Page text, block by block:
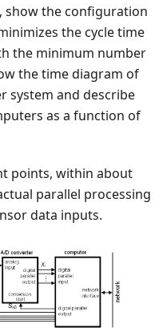
>
, show the configuration
the cycle time
the minimum number
the time diagram of
system and describe
as a function of
points, within about
parallel processing
data inputs.